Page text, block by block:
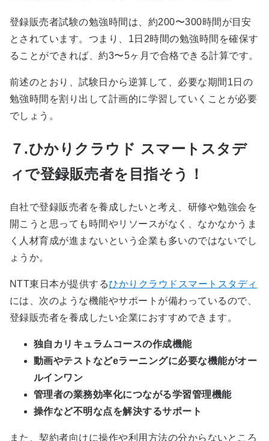
登録販売者試験の勉強時間は、約200〜300時間が目安
とされています。つまり、1日2時間の勉強時間を確保す
ることができれば、約3〜5ヶ月で合格できる計算です。
前述のとおり、試験日から逆算して、必要な期間1日の
勉強時間を割り出して計画的に学習していくことが必要
でしょう。
７.ひかりクラウド スマートスタデ
ィで登録販売者を目指そう！
自社で登録販売者を養成したいと考え、研修や勉強会を
開こうと思っても時間やリソースがなく、なかなかうま
く人材育成が進まないという企業も多いのではないでし
ょうか。
NTT東日本が提供するひかりクラウドスマートスタディ
には、次のような機能やサポートが備わっているので、
登録販売者を養成したい企業におすすめできます。
独自カリキュラムコースの作成機能
動画やテストなどeラーニングに必要な機能がオー
ルインワン
管理者の業務効率化につながる学習管理機能
操作など不明な点を解決するサポート
また、契約者向けに操作や利用方法の分からないところ